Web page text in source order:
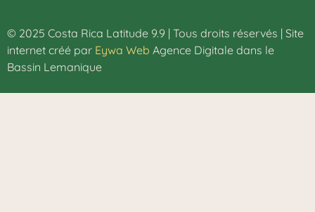
© 2025 Costa Rica Latitude 9.9 | Tous droits réservés | Site
internet créé par Eywa Web Agence Digitale dans le
Bassin Lemanique